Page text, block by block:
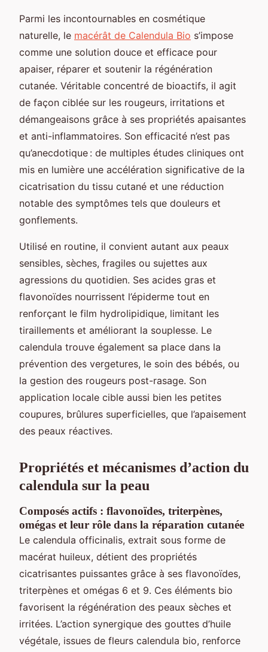
Parmi les incontournables en cosmétique
naturelle, le macérât de Calendula Bio s’impose
comme une solution douce et efficace pour
apaiser, réparer et soutenir la régénération
cutanée. Véritable concentré de bioactifs, il agit
de façon ciblée sur les rougeurs, irritations et
démangeaisons grâce à ses propriétés apaisantes
et anti-inflammatoires. Son efficacité n’est pas
qu’anecdotique : de multiples études cliniques ont
mis en lumière une accélération significative de la
cicatrisation du tissu cutané et une réduction
notable des symptômes tels que douleurs et
gonflements.
Utilisé en routine, il convient autant aux peaux
sensibles, sèches, fragiles ou sujettes aux
agressions du quotidien. Ses acides gras et
flavonoïdes nourrissent l’épiderme tout en
renforçant le film hydrolipidique, limitant les
tiraillements et améliorant la souplesse. Le
calendula trouve également sa place dans la
prévention des vergetures, le soin des bébés, ou
la gestion des rougeurs post-rasage. Son
application locale cible aussi bien les petites
coupures, brûlures superficielles, que l’apaisement
des peaux réactives.
Propriétés et mécanismes d’action du
calendula sur la peau
Composés actifs : flavonoïdes, triterpènes,
omégas et leur rôle dans la réparation cutanée
Le calendula officinalis, extrait sous forme de
macérat huileux, détient des propriétés
cicatrisantes puissantes grâce à ses flavonoïdes,
triterpènes et omégas 6 et 9. Ces éléments bio
favorisent la régénération des peaux sèches et
irritées. L’action synergique des gouttes d’huile
végétale, issues de fleurs calendula bio, renforce